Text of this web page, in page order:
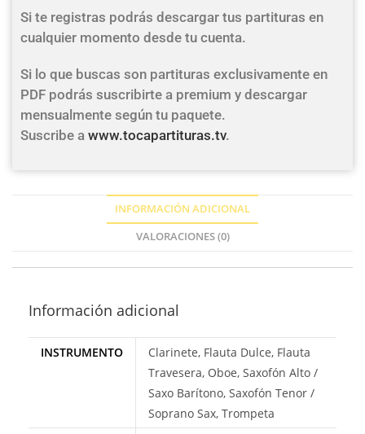
Si te registras podrás descargar tus partituras en
cualquier momento desde tu cuenta.
Si lo que buscas son partituras exclusivamente en
PDF podrás suscribirte a premium y descargar
mensualmente según tu paquete.
Suscribe a www.tocapartituras.tv.
INFORMACIÓN ADICIONAL
VALORACIONES (0)
Información adicional
INSTRUMENTO
Clarinete, Flauta Dulce, Flauta
Travesera, Oboe, Saxofón Alto /
Saxo Barítono, Saxofón Tenor /
Soprano Sax, Trompeta